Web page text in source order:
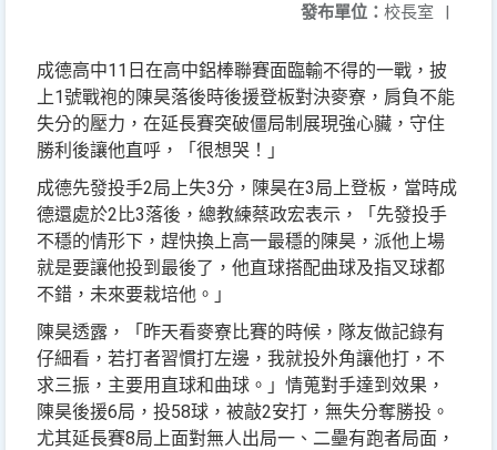
發布單位： 校長室 |
成德高中11日在高中鋁棒聯賽面臨輸不得的一戰，披
上1號戰袍的陳昊落後時後援登板對決麥寮，肩負不能
失分的壓力，在延長賽突破僵局制展現強心臟，守住
勝利後讓他直呼，「很想哭！」
成德先發投手2局上失3分，陳昊在3局上登板，當時成
德還處於2比3落後，總教練蔡政宏表示，「先發投手
不穩的情形下，趕快換上高一最穩的陳昊，派他上場
就是要讓他投到最後了，他直球搭配曲球及指叉球都
不錯，未來要栽培他。」
陳昊透露，「昨天看麥寮比賽的時候，隊友做記錄有
仔細看，若打者習慣打左邊，我就投外角讓他打，不
求三振，主要用直球和曲球。」情蒐對手達到效果，
陳昊後援6局，投58球，被敲2安打，無失分奪勝投。
尤其延長賽8局上面對無人出局一、二壘有跑者局面，